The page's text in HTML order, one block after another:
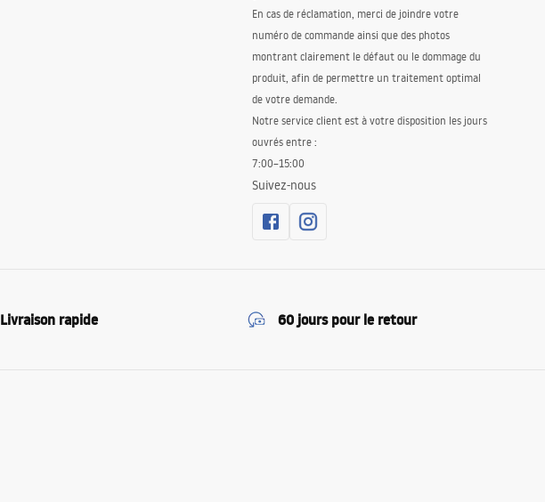
En cas de réclamation, merci de joindre votre
numéro de commande ainsi que des photos
montrant clairement le défaut ou le dommage du
produit, afin de permettre un traitement optimal
de votre demande.
Notre service client est à votre disposition les jours
ouvrés entre :
7:00–15:00
Suivez-nous
Livraison rapide 60 jours pour le retour